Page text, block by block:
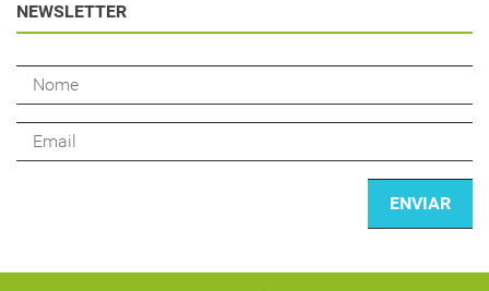
NEWSLETTER